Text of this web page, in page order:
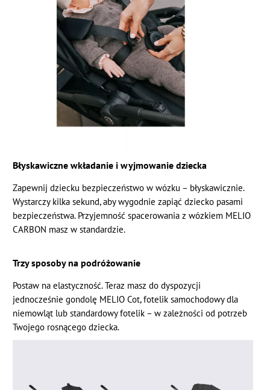
Błyskawiczne wkładanie i wyjmowanie dziecka
Zapewnij dziecku bezpieczeństwo w wózku – błyskawicznie.
Wystarczy kilka sekund, aby wygodnie zapiąć dziecko pasami
bezpieczeństwa. Przyjemność spacerowania z wózkiem MELIO
CARBON masz w standardzie.
Trzy sposoby na podróżowanie
Postaw na elastyczność. Teraz masz do dyspozycji
jednocześnie gondolę MELIO Cot, fotelik samochodowy dla
niemowląt lub standardowy fotelik – w zależności od potrzeb
Twojego rosnącego dziecka.